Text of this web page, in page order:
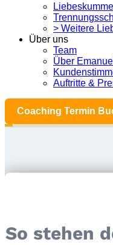
> Weitere
Über uns
Team
Über Emanuel
Auftritte &
Coaching Termin